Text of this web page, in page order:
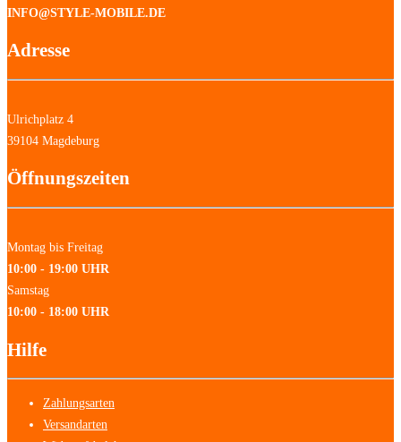
INFO@STYLE-MOBILE.DE
Adresse
Ulrichplatz 4
39104 Magdeburg
Öffnungszeiten
Montag bis Freitag
10:00 - 19:00 UHR
Samstag
10:00 - 18:00 UHR
Hilfe
Zahlungsarten
Versandarten